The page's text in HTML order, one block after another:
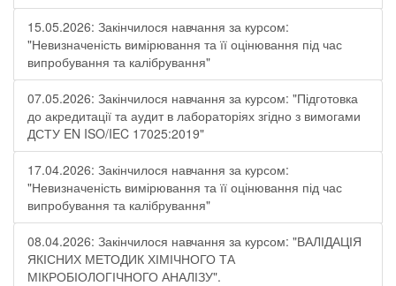
15.05.2026: Закінчилося навчання за курсом:
"Невизначеність вимірювання та її оцінювання під час
випробування та калібрування"
07.05.2026: Закінчилося навчання за курсом: "Підготовка
до акредитації та аудит в лабораторіях згідно з вимогами
ДСТУ EN ISO/IEC 17025:2019"
17.04.2026: Закінчилося навчання за курсом:
"Невизначеність вимірювання та її оцінювання під час
випробування та калібрування"
08.04.2026: Закінчилося навчання за курсом: "ВАЛІДАЦІЯ
ЯКІСНИХ МЕТОДИК ХІМІЧНОГО ТА
МІКРОБІОЛОГІЧНОГО АНАЛІЗУ".